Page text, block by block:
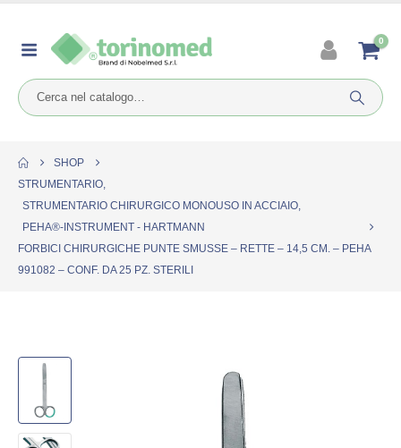
0
SHOP
STRUMENTARIO,
STRUMENTARIO CHIRURGICO MONOUSO IN ACCIAIO,
PEHA®-INSTRUMENT - HARTMANN
FORBICI CHIRURGICHE PUNTE SMUSSE – RETTE – 14,5 CM. – PEHA
991082 – CONF. DA 25 PZ. STERILI